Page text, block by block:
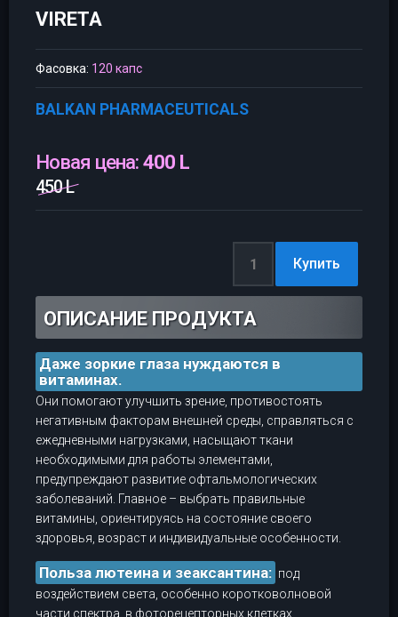
VIRETA
Фасовка: 120 капс
BALKAN PHARMACEUTICALS
Новая цена:400 L
450 L
ОПИСАНИЕ ПРОДУКТА
Даже зоркие глаза нуждаются в
витаминах.
Они помогают улучшить зрение, противостоять
негативным факторам внешней среды, справляться с
ежедневными нагрузками, насыщают ткани
необходимыми для работы элементами,
предупреждают развитие офтальмологических
заболеваний. Главное – выбрать правильные
витамины, ориентируясь на состояние своего
здоровья, возраст и индивидуальные особенности.
Польза лютеина и зеаксантина: под
воздействием света, особенно коротковолновой
части спектра, в фоторецепторных клетках